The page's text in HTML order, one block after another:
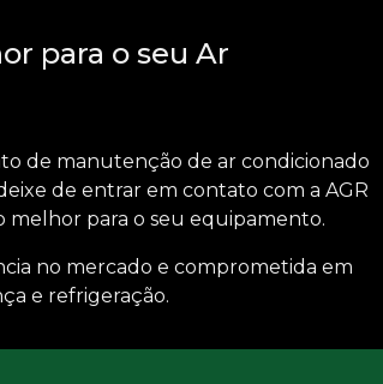
para o seu Ar
de manutenção de ar condicionado
de entrar em contato com a AGR
melhor para o seu equipamento.
no mercado e comprometida em
e refrigeração.